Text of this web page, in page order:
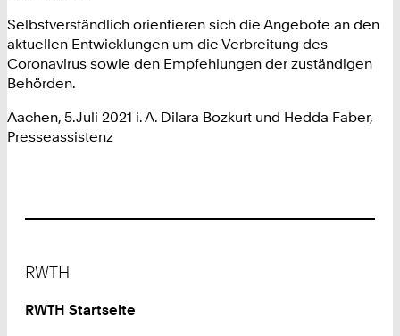
Selbstverständlich orientieren sich die Angebote an den
aktuellen Entwicklungen um die Verbreitung des
Coronavirus sowie den Empfehlungen der zuständigen
Behörden.
Aachen, 5.Juli 2021 i. A. Dilara Bozkurt und Hedda Faber,
Presseassistenz
RWTH
RWTH Startseite